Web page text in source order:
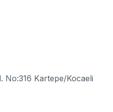
No:316 Kartepe/Kocaeli